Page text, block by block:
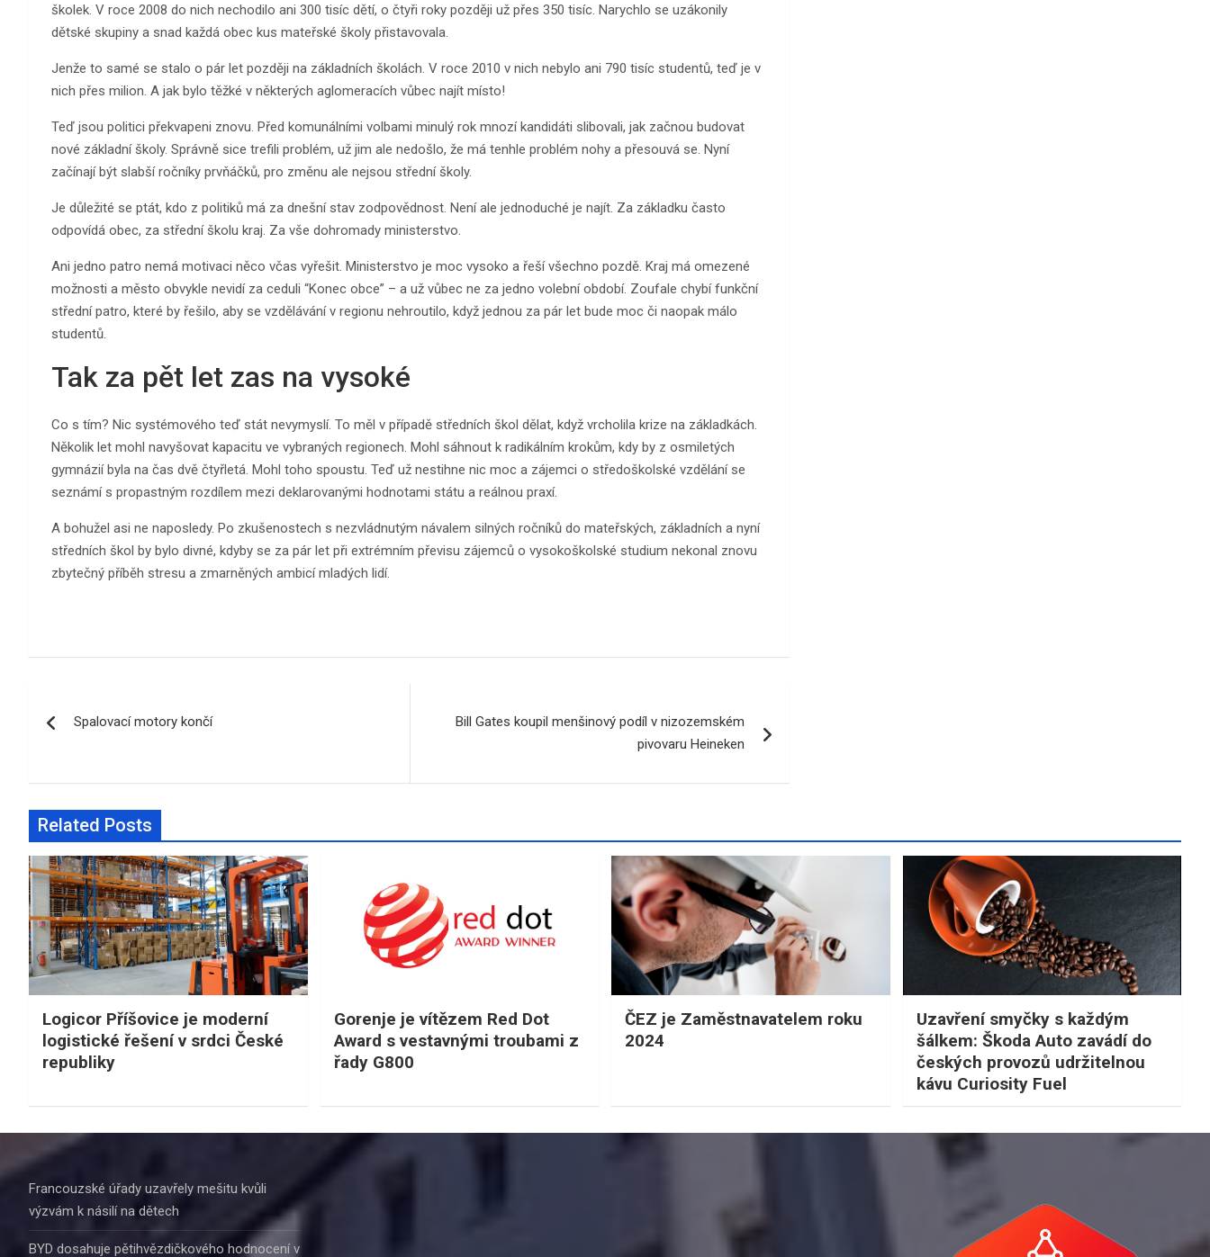
školek. V roce 2008 do nich nechodilo ani 300 tisíc dětí, o čtyři roky později už přes 350 tisíc. Narychlo se uzákonily
dětské skupiny a snad každá obec kus mateřské školy přistavovala.
Jenže to samé se stalo o pár let později na základních školách. V roce 2010 v nich nebylo ani 790 tisíc studentů, teď je v
nich přes milion. A jak bylo těžké v některých aglomeracích vůbec najít místo!
Teď jsou politici překvapeni znovu. Před komunálními volbami minulý rok mnozí kandidáti slibovali, jak začnou budovat
nové základní školy. Správně sice trefili problém, už jim ale nedošlo, že má tenhle problém nohy a přesouvá se. Nyní
začínají být slabší ročníky prvňáčků, pro změnu ale nejsou střední školy.
Je důležité se ptát, kdo z politiků má za dnešní stav zodpovědnost. Není ale jednoduché je najít. Za základku často
odpovídá obec, za střední školu kraj. Za vše dohromady ministerstvo.
Ani jedno patro nemá motivaci něco včas vyřešit. Ministerstvo je moc vysoko a řeší všechno pozdě. Kraj má omezené
možnosti a město obvykle nevidí za ceduli “Konec obce” – a už vůbec ne za jedno volební období. Zoufale chybí funkční
střední patro, které by řešilo, aby se vzdělávání v regionu nehroutilo, když jednou za pár let bude moc či naopak málo
studentů.
Tak za pět let zas na vysoké
Co s tím? Nic systémového teď stát nevymyslí. To měl v případě středních škol dělat, když vrcholila krize na základkách.
Několik let mohl navyšovat kapacitu ve vybraných regionech. Mohl sáhnout k radikálním krokům, kdy by z osmiletých
gymnázií byla na čas dvě čtyřletá. Mohl toho spoustu. Teď už nestihne nic moc a zájemci o středoškolské vzdělání se
seznámí s propastným rozdílem mezi deklarovanými hodnotami státu a reálnou praxí.
A bohužel asi ne naposledy. Po zkušenostech s nezvládnutým návalem silných ročníků do mateřských, základních a nyní
středních škol by bylo divné, kdyby se za pár let při extrémním převisu zájemců o vysokoškolské studium nekonal znovu
zbytečný příběh stresu a zmarněných ambicí mladých lidí.
pro
příspěvek
Spalovací motory končí
Bill Gates koupil menšinový podíl v nizozemském
pivovaru Heineken
Related Posts
Logicor Příšovice je moderní
logistické řešení v srdci České
republiky
Gorenje je vítězem Red Dot
Award s vestavnými troubami z
řady G800
ČEZ je Zaměstnavatelem roku
2024
Uzavření smyčky s každým
šálkem: Škoda Auto zavádí do
českých provozů udržitelnou
kávu Curiosity Fuel
Francouzské úřady uzavřely mešitu kvůli
výzvám k násilí na dětech
BYD dosahuje pětihvězdičkového hodnocení v